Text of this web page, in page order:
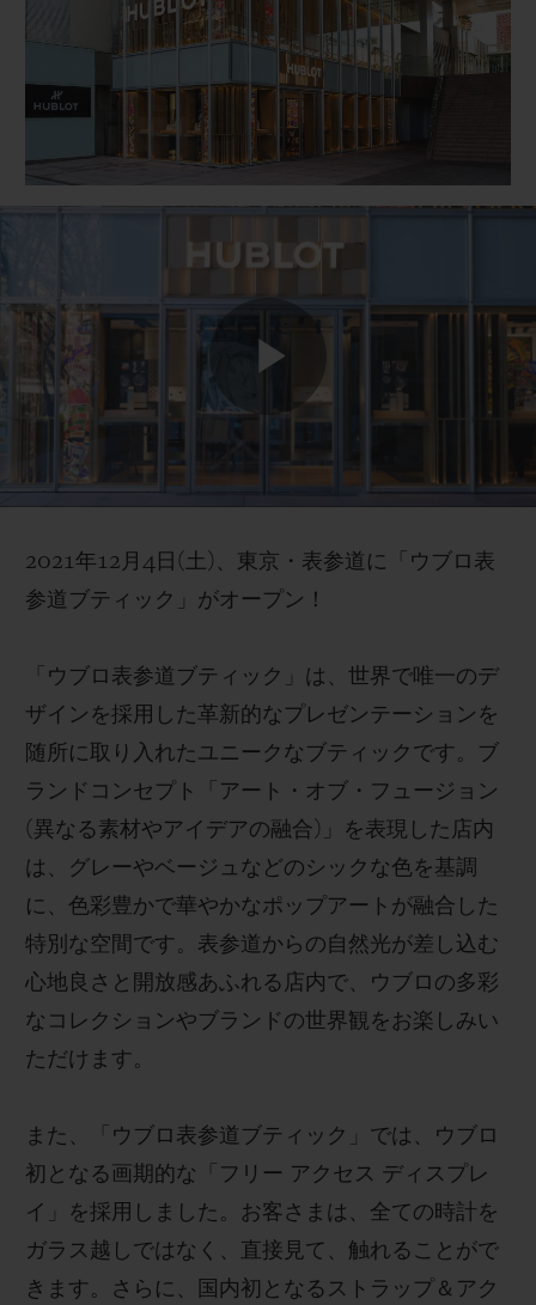
Play
2021年12 月 4 日 ( 土 ) 、 東京 ・表参道に「ウブロ表
参道ブティック」 がオープン！
「ウブロ表参道ブティック」は、世界で唯一のデ
ザインを採用した革新的なプレゼンテーションを
随所に取り入れたユニークなブティックです。ブ
ランドコンセプト「アート・オブ・フュージョン
( 異なる素材やアイデアの融合 ) 」を表現した店内
は、グレーやベージュなどのシックな色を基調
に、色彩豊かで華やかなポップアートが融合した
特別な空間です。表参道からの自然光が差し込む
心地良さと開放感あふれる店内で、ウブロの多彩
なコレクションやブランドの世界観をお楽しみい
ただけます。
また、「ウブロ表参道ブティック」では、ウブロ
初となる画期的な「フリー アクセス ディスプレ
イ」を採用しました。お客さまは、全ての時計を
ガラス越しではなく、直接見て、触れることがで
きます。さらに、国内初となるストラップ＆アク
BIG BANG
COLORED CERAMIC
PEACH CERAMIC
SPIRIT OF BIG
EXCLUSIVE SERVICES
FREE DELIVERY & RETURNS
SECURE PAYMENT
CONTACT US
FIND A BOUTIQUE